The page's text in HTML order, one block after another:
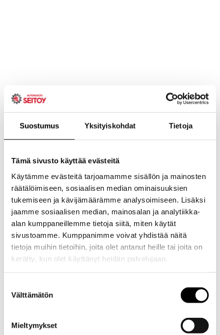
Suostumus Yksityiskohdat Tietoja
Tämä sivusto käyttää evästeitä
Käytämme evästeitä tarjoamamme sisällön ja mainosten
räätälöimiseen, sosiaalisen median ominaisuuksien
tukemiseen ja kävijämäärämme analysoimiseen. Lisäksi
jaamme sosiaalisen median, mainosalan ja analytiikka-
alan kumppaneillemme tietoja siitä, miten käytät
sivustoamme. Kumppanimme voivat yhdistää näitä
tietoja muihin tietoihin, joita olet antanut heille tai joita on
kerätty, kun olet käyttänyt heidän palvelujaan.
valinta
Välttämätön
Mieltymykset